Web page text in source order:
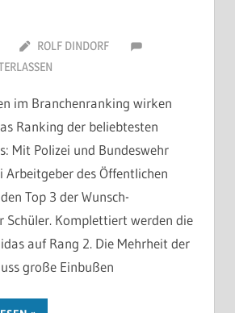
ROLF DINDORF
im Branchenranking wirken
Ranking der beliebtesten
Mit Polizei und Bundeswehr
Arbeitgeber des Öffentlichen
Top 3 der Wunsch-
Schüler. Komplettiert werden die
auf Rang 2. Die Mehrheit der
große Einbußen